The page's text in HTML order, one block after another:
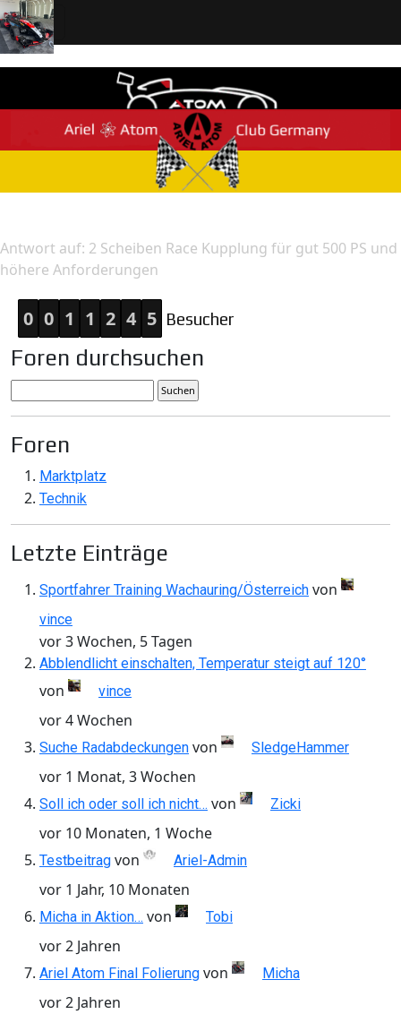
Antwort auf: 2 Scheiben Race Kupplung für gut 500 PS und
höhere Anforderungen
0 0 1 1 2 4 5 Besucher
Foren durchsuchen
Foren
Marktplatz
Technik
Letzte Einträge
Sportfahrer Training Wachauring/Österreich von
vince
vor 3 Wochen, 5 Tagen
Abblendlicht einschalten, Temperatur steigt auf 120°
von vince
vor 4 Wochen
Suche Radabdeckungen von SledgeHammer
vor 1 Monat, 3 Wochen
Soll ich oder soll ich nicht… von Zicki
vor 10 Monaten, 1 Woche
Testbeitrag von Ariel-Admin
vor 1 Jahr, 10 Monaten
Micha in Aktion… von Tobi
vor 2 Jahren
Ariel Atom Final Folierung von Micha
vor 2 Jahren